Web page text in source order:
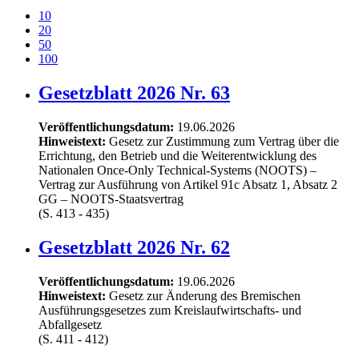
10
20
50
100
Gesetzblatt 2026 Nr. 63
Veröffentlichungsdatum: 19.06.2026
Hinweistext: Gesetz zur Zustimmung zum Vertrag über die
Errichtung, den Betrieb und die Weiterentwicklung des
Nationalen Once-Only Technical-Systems (NOOTS) –
Vertrag zur Ausführung von Artikel 91c Absatz 1, Absatz 2
GG – NOOTS-Staatsvertrag
(S. 413 - 435)
Gesetzblatt 2026 Nr. 62
Veröffentlichungsdatum: 19.06.2026
Hinweistext: Gesetz zur Änderung des Bremischen
Ausführungsgesetzes zum Kreislaufwirtschafts- und
Abfallgesetz
(S. 411 - 412)